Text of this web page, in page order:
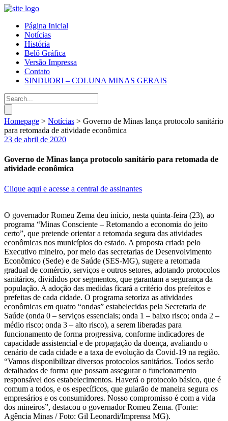
Página Inicial
Notícias
História
Belô Gráfica
Versão Impressa
Contato
SINDIJORI – COLUNA MINAS GERAIS
Homepage > Notícias > Governo de Minas lança protocolo sanitário
para retomada de atividade econômica
23 de abril de 2020
Governo de Minas lança protocolo sanitário para retomada de
atividade econômica
Clique aqui e acesse a central de assinantes
O governador Romeu Zema deu início, nesta quinta-feira (23), ao
programa “Minas Consciente – Retomando a economia do jeito
certo”, que pretende orientar a retomada segura das atividades
econômicas nos municípios do estado. A proposta criada pelo
Executivo mineiro, por meio das secretarias de Desenvolvimento
Econômico (Sede) e de Saúde (SES-MG), sugere a retomada
gradual de comércio, serviços e outros setores, adotando protocolos
sanitários, divididos por segmentos, que garantam a segurança da
população. A adoção das medidas ficará a critério dos prefeitos e
prefeitas de cada cidade. O programa setoriza as atividades
econômicas em quatro “ondas” estabelecidas pela Secretaria de
Saúde (onda 0 – serviços essenciais; onda 1 – baixo risco; onda 2 –
médio risco; onda 3 – alto risco), a serem liberadas para
funcionamento de forma progressiva, conforme indicadores de
capacidade assistencial e de propagação da doença, avaliando o
cenário de cada cidade e a taxa de evolução da Covid-19 na região.
“Vamos disponibilizar diversos protocolos sanitários. Todos serão
detalhados de forma que possam assegurar o funcionamento
responsável dos estabelecimentos. Haverá o protocolo básico, que é
comum a todos, e os específicos, que guiarão de maneira segura os
empresários e os consumidores. Nosso compromisso é com a vida
dos mineiros”, destacou o governador Romeu Zema. (Fonte:
Agência Minas / Foto: Gil Leonardi/Imprensa MG).